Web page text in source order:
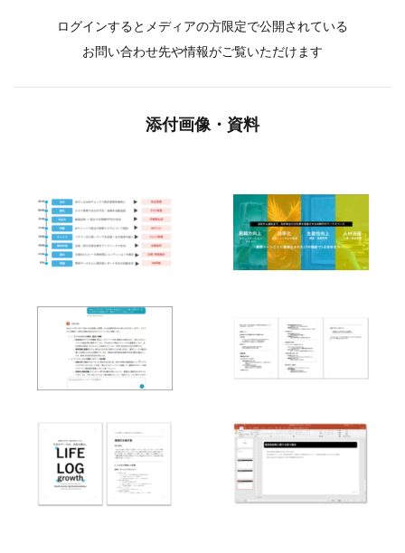
ログインするとメディアの方限定で公開されている
お問い合わせ先や情報がご覧いただけます
添付画像・資料